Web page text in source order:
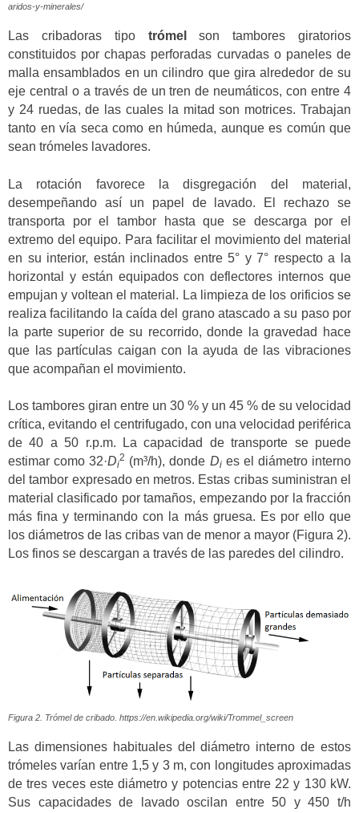
aridos-y-minerales/
Las cribadoras tipo trómel
son tambores giratorios
constituidos por chapas perforadas curvadas o paneles de
malla ensamblados en un cilindro que gira alrededor de su
eje central o a través de un tren de neumáticos, con entre 4
y 24 ruedas, de las cuales la mitad son motrices. Trabajan
tanto en vía seca como en húmeda, aunque es común que
sean trómeles lavadores.
La rotación favorece la disgregación del material,
desempeñando así un papel de lavado. El rechazo se
transporta por el tambor hasta que se descarga por el
extremo del equipo. Para facilitar el movimiento del material
en su interior, están inclinados entre 5° y 7° respecto a la
horizontal y están equipados con deflectores internos que
empujan y voltean el material. La limpieza de los orificios se
realiza facilitando la caída del grano atascado a su paso por
la parte superior de su recorrido, donde la gravedad hace
que las partículas caigan con la ayuda de las vibraciones
que acompañan el movimiento.
Los tambores giran entre un 30 % y un 45 % de su velocidad
crítica, evitando el centrifugado, con una velocidad periférica
de 40 a 50 r.p.m. La capacidad de transporte se puede
estimar como 32·Di
2 (m³/h), donde Dies el diámetro interno
del tambor expresado en metros. Estas cribas suministran el
material clasificado por tamaños, empezando por la fracción
más fina y terminando con la más gruesa. Es por ello que
los diámetros de las cribas van de menor a mayor (Figura 2).
Los finos se descargan a través de las paredes del cilindro.
Figura 2. Trómel de cribado. https://en.wikipedia.org/wiki/Trommel_screen
Las dimensiones habituales del diámetro interno de estos
trómeles varían entre 1,5 y 3 m, con longitudes aproximadas
de tres veces este diámetro y potencias entre 22 y 130 kW.
Sus capacidades de lavado oscilan entre 50 y 450 t/h